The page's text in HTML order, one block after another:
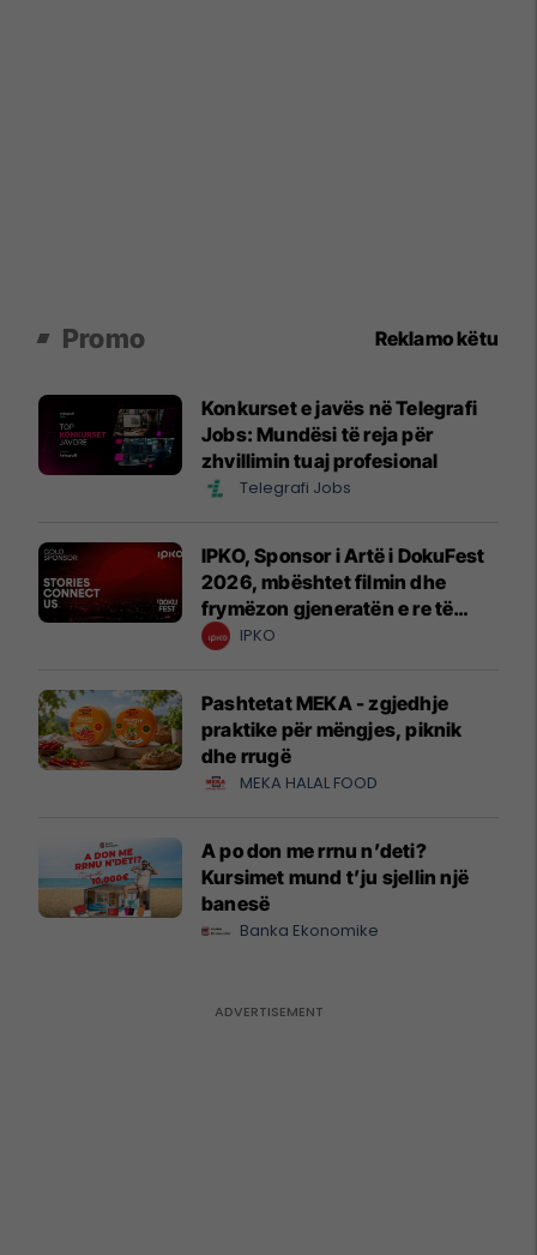
Promo Reklamo këtu
Konkurset e javës në Telegrafi
Jobs: Mundësi të reja për
zhvillimin tuaj profesional
Telegrafi Jobs
IPKO, Sponsor i Artë i DokuFest
2026, mbështet filmin dhe
frymëzon gjeneratën e re të
krijuesve
IPKO
Pashtetat MEKA - zgjedhje
praktike për mëngjes, piknik
dhe rrugë
MEKA HALAL FOOD
A po don me rrnu n’deti?
Kursimet mund t’ju sjellin një
banesë
Banka Ekonomike